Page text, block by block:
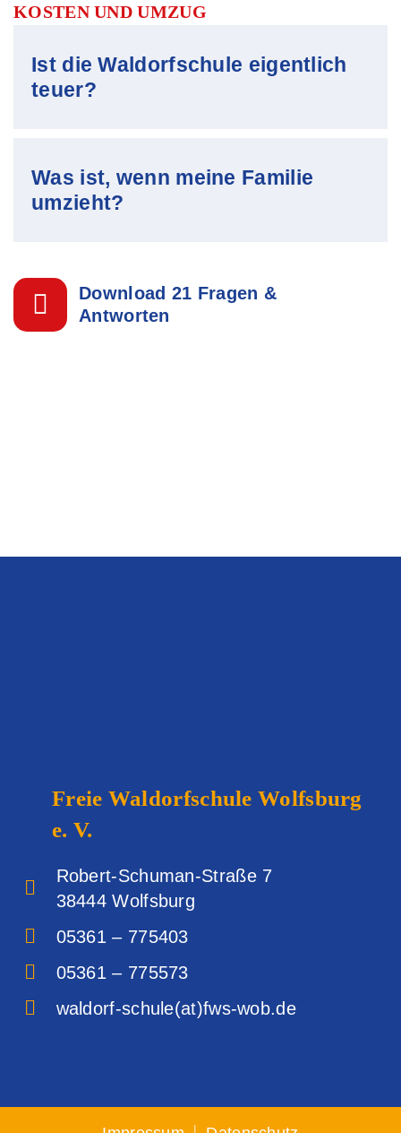
KOSTEN UND UMZUG
Ist die Waldorfschule eigentlich
teuer?
Was ist, wenn meine Familie
umzieht?
Download 21 Fragen &
Antworten
Freie Waldorfschule Wolfsburg
e. V.
Robert-Schuman-Straße 7
38444 Wolfsburg‎
05361 – 775403
05361 – 775573
waldorf-schule(at)fws-wob.de